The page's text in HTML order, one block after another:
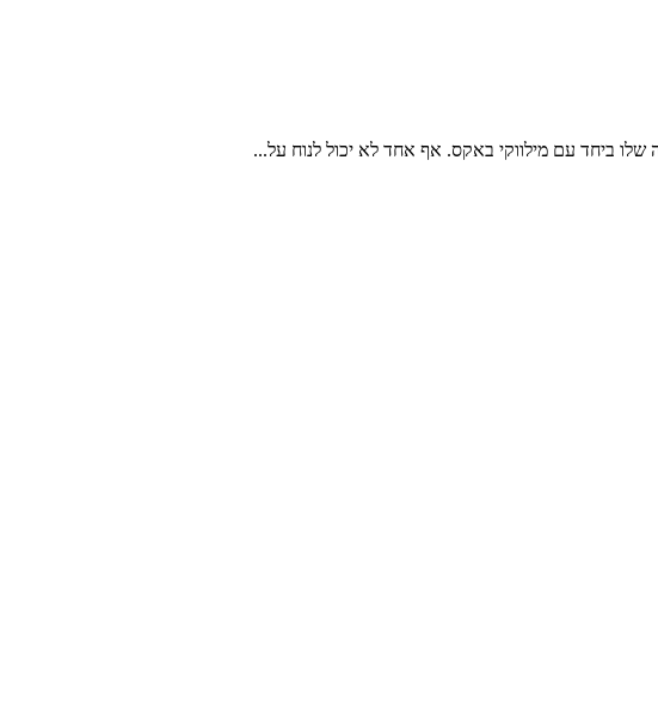
ביחד עם מילווקי באקס. אף אחד לא יכול לנוח על...